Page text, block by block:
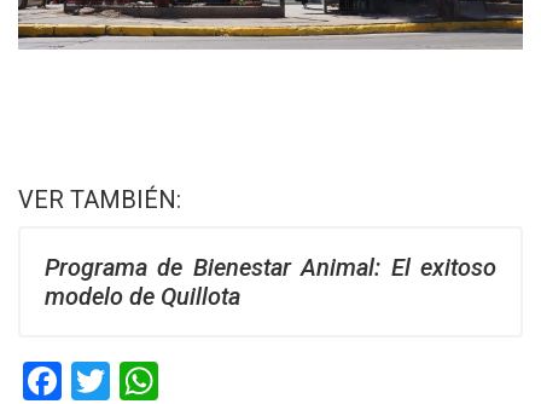
VER TAMBIÉN:
Programa de Bienestar Animal: El exitoso
modelo de Quillota
F
T